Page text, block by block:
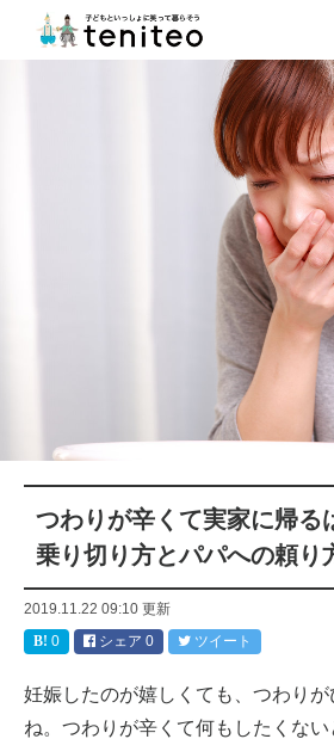
つわりが辛くて実家に帰る
乗り切り方とパパへの頼り
2019.11.22 09:10 更新
0
シェア 0 ツイート
妊娠したのが嬉しくても、つわり
ね。つわりが辛くて何もしたくな